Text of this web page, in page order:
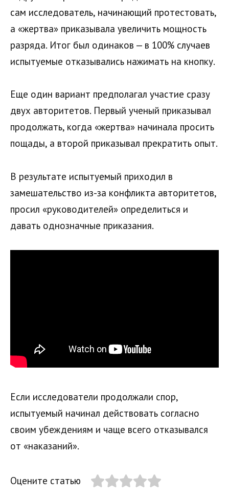
сам исследователь, начинающий протестовать,
а «жертва» приказывала увеличить мощность
разряда. Итог был одинаков — в 100% случаев
испытуемые отказывались нажимать на кнопку.
Еще один вариант предполагал участие сразу
двух авторитетов. Первый ученый приказывал
продолжать, когда «жертва» начинала просить
пощады, а второй приказывал прекратить опыт.
В результате испытуемый приходил в
замешательство из-за конфликта авторитетов,
просил «руководителей» определиться и
давать однозначные приказания.
Если исследователи продолжали спор,
испытуемый начинал действовать согласно
своим убеждениям и чаще всего отказывался
от «наказаний».
Оцените статью